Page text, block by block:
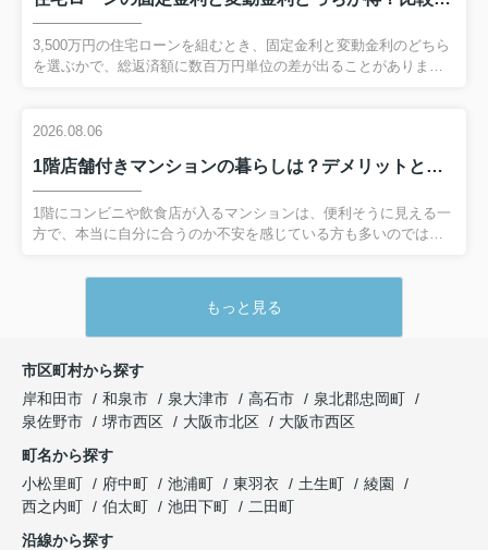
ていくことも可能です。この記事では、変動金利の基本から、向
いている人・向いていない人の決定的な違い、そして迷ったとき
の考え方まで、順を追って丁寧に解説します。自分や家族がどち
3,500万円の住宅ローンを組むとき、固定金利と変動金利のどちら
を選ぶかで、総返済額に数百万円単位の差が出ることがありま
ればなりません。一方で、固定金利は返済額が安定する安心感が
そこで今回は、3,500万円・35年返済を前提に、固定金利と変動金
利を比較しながら、総返済額にどれくらい差が出るのかをシミュ
レーションします。あわせて、将来の金利変動に備える考え方
や、自分に合った金利タイプを選ぶためのポイントも分かりやす
2026.08.06
1階店舗付きマンションの暮らしは？デメリットと確認ポイントを解説
1階にコンビニや飲食店が入るマンションは、便利そうに見える一
方で、本当に自分に合うのか不安を感じている方も多いのではな
葉が気になり、騒音や臭い、防犯面を心配している方は少なくあ
制、周辺環境をどこまでチェックできるかで大きく変わります。
この記事では、1階が店舗のマンションの特徴とデメリット、その
説します。入居を検討している方が、後悔のない判断をするため
のポイントを、一つずつ丁寧に確認していきましょう。 【目
次】・1階が...
もっと見る
市区町村から探す
岸和田市
和泉市 泉大津市 高石市
泉北郡忠岡町
泉佐野市
堺市西区 大阪市北区
大阪市西区
町名から探す
小松里町
府中町 池浦町 東羽衣 土生町
綾園
西之内町
伯太町 池田下町
二田町
沿線から探す